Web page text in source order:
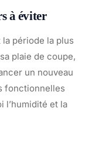
à éviter
période la plus
plaie de coupe,
un nouveau
fonctionnelles
l’humidité et la